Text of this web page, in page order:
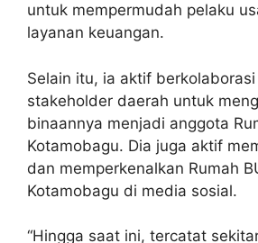
untuk mempermudah pelaku
layanan keuangan.
Selain itu, ia aktif
stakeholder daerah untuk
binaannya menjadi anggota
Kotamobagu. Dia juga aktif
dan memperkenalkan Rumah
Kotamobagu di media sosial.
“Hingga saat ini, tercatat